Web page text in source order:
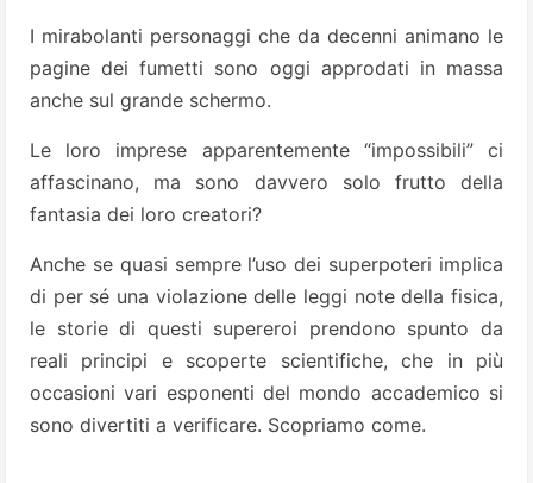
I mirabolanti personaggi che da decenni animano le
pagine dei fumetti sono oggi approdati in massa
anche sul grande schermo.
Le loro imprese apparentemente “impossibili” ci
affascinano, ma sono davvero solo frutto della
fantasia dei loro creatori?
Anche se quasi sempre l’uso dei superpoteri implica
di per sé una violazione delle leggi note della fisica,
le storie di questi supereroi prendono spunto da
reali principi e scoperte scientifiche, che in più
occasioni vari esponenti del mondo accademico si
sono divertiti a verificare. Scopriamo come.